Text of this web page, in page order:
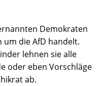
Demokraten
um die AfD handelt.
lehnen sie alle
oder eben Vorschläge
ab.